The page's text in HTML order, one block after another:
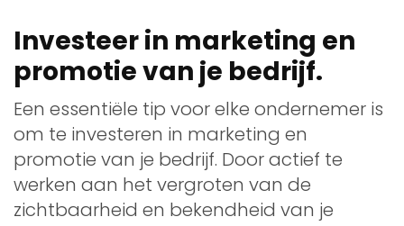
Investeer in marketing en
promotie van je bedrijf.
Een essentiële tip voor elke ondernemer is
om te investeren in marketing en
promotie van je bedrijf. Door actief te
werken aan het vergroten van de
zichtbaarheid en bekendheid van je